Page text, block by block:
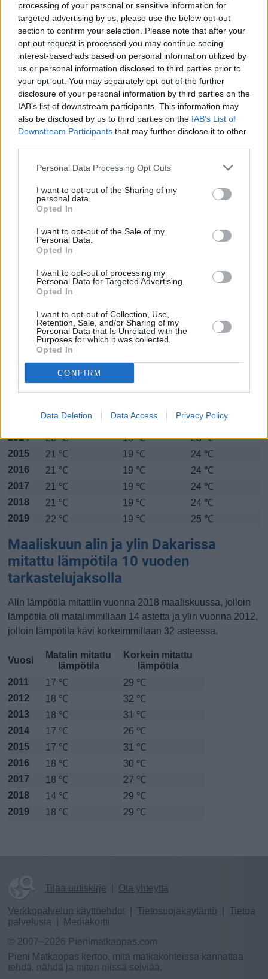
processing of your personal or sensitive information for
targeted advertising by us, please use the below opt-out
section to confirm your selection. Please note that after your
opt-out request is processed you may continue seeing
interest-based ads based on personal information utilized by
us or personal information disclosed to third parties prior to
your opt-out. You may separately opt-out of the further
disclosure of your personal information by third parties on the
IAB’s list of downstream participants. This information may
also be disclosed by us to third parties on the IAB’s List of
Downstream Participants that may further disclose it to other
Personal Data Processing Opt Outs
I want to opt-out of the Sharing of my
personal data.
Opted In
I want to opt-out of the Sale of my
Personal Data.
Opted In
I want to opt-out of processing my
Personal Data for Targeted Advertising.
Opted In
I want to opt-out of Collection, Use,
Retention, Sale, and/or Sharing of my
Personal Data that Is Unrelated with the
Purposes for which it was collected.
Opted In
CONFIRM
Data Deletion Data Access Privacy Policy
maaliskuussa viime vuosina ja vaihteluväli, jolla lämpötila
tavallisina päivinä on minäkin vuonna liikkunut.
Hetkellisesti Dakarissa on silti koettu tätäkin kylmempiä ja
lämpimämpiä maaliskuisia päiviä. Esimerkiksi vuoden
2018 maaliskuussa lämpötila käväisi alimmillaan 14
asteessa ja toisaalta vuonna 2012 maaliskuussa
hätyyteltiin eräänä poikkeuksellisen lämpimänä päivänä 32
asteen lukemia.
Entä muut kuukaudet? Miten lämmintä
Huhtikuussa
Heinäkuussa Elokuussa Syyskuussa
Lokakuussa
Maaliskuun keskilämpötila Dakarissa
Mikä on Dakarin tavanomainen lämpötila maaliskuussa.
Vuosi
lämpötila
lämpötila
22 ℃ 20 ℃
25 ℃
2014
20 ℃ 18 ℃
23 ℃
2015
21 ℃ 19 ℃
24 ℃
2016
21 ℃ 19 ℃
24 ℃
2017
21 ℃ 19 ℃
24 ℃
2018
21 ℃ 19 ℃
24 ℃
2019
22 ℃ 19 ℃ 25 ℃
Maaliskuun alin ja ylin Dakarissa
mitattu lämpötila 10 vuoden
tarkastelujaksolla
Alin lämpötila mitattiin vuonna 2018 maaliskuussa, jolloin
lämpötila oli matalimmillaan 14 astetta ja ylin vuonna 2012,
jolloin lämpötila kävi korkeimmillaan 32 asteessa.
Vuosi
Matalin mitattu
lämpötila
Korkein mitattu
lämpötila
2011
17 ℃
29 ℃
2012
18 ℃
32 ℃
2013
18 ℃
31 ℃
2014
17 ℃
26 ℃
2015
17 ℃
31 ℃
2016
18 ℃
30 ℃
2017
18 ℃
27 ℃
2018
14 ℃
29 ℃
2019
18 ℃ 29 ℃
Tilaa uutiskirje Ota yhteyttä
Verkkopalvelun käyttöehdot Tietosuojakäytäntö
Tietoa
palvelusta
Mediakortti
© 2007–2026 Pienimatkaopas.com
Pieni Matkaopas kertoo, mitä matkakohteissa kannattaa
tehdä, nähdä ja miten niissä selviää.